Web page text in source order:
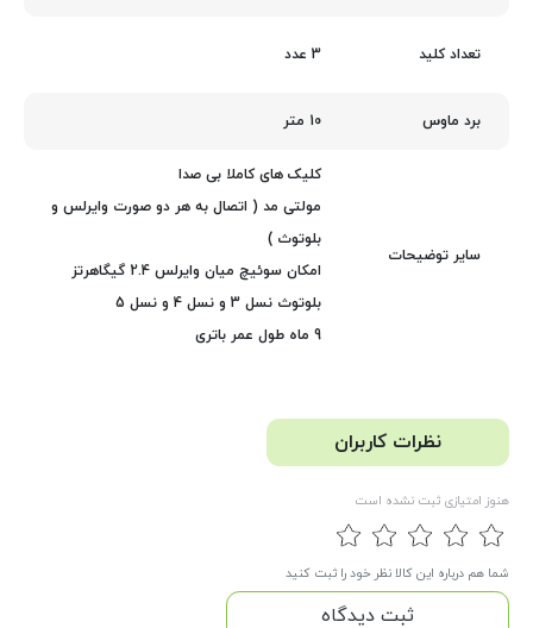
تعداد کلید 3 عدد
برد ماوس 10 متر
سایر توضیحات
کلیک های کاملا بی صدا
مولتی مد ( اتصال به هر دو صورت وایرلس و
بلوتوث )
امکان سوئیچ میان وایرلس 2.4 گیگاهرتز
بلوتوث نسل 3 و نسل 4 و نسل 5
9 ماه طول عمر باتری
نظرات کاربران
هنوز امتیازی ثبت نشده است
شما هم درباره این کالا نظر خود را ثبت کنید
ثبت دیدگاه